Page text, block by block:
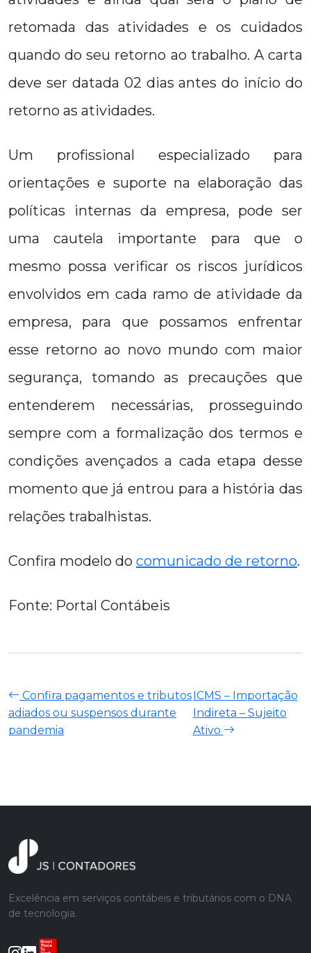
retomada das atividades e os cuidados
quando do seu retorno ao trabalho. A carta
deve ser datada 02 dias antes do início do
retorno as atividades.
Um profissional especializado para
orientações e suporte na elaboração das
políticas internas da empresa, pode ser
uma cautela importante para que o
mesmo possa verificar os riscos jurídicos
envolvidos em cada ramo de atividade da
empresa, para que possamos enfrentar
esse retorno ao novo mundo com maior
segurança, tomando as precauções que
entenderem necessárias, prosseguindo
sempre com a formalização dos termos e
condições avençados a cada etapa desse
momento que já entrou para a história das
relações trabalhistas.
Confira modelo do comunicado de retorno.
Fonte: Portal Contábeis
Confira pagamentos e tributos
adiados ou suspensos durante
pandemia
ICMS – Importação
Indireta – Sujeito
Ativo
Excelência em serviços contábeis e tributários com o DNA
de tecnologia.